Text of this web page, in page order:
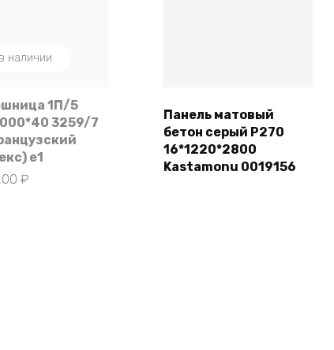
наличии
1П/5
3259/7
e1
₽
Подробнее
Панель матовый
бетон серый Р270
16*1220*2800
Kastamonu 0019156